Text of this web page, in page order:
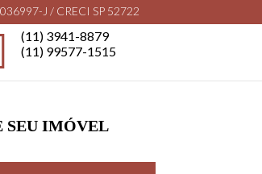
J / CRECI SP 52722
(11) 3941-8879
(11) 99577-1515
SEU IMÓVEL